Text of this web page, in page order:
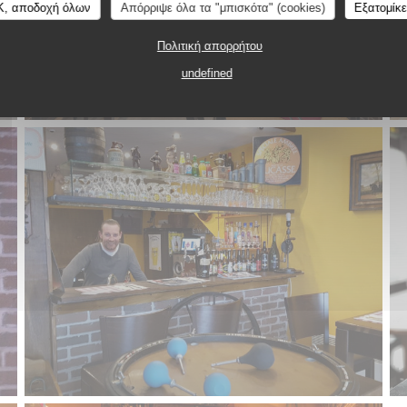
αποδοχή όλων Απόρριψε όλα τα "μπισκότα" (cookies)
Πολιτική απορρήτου
undefined